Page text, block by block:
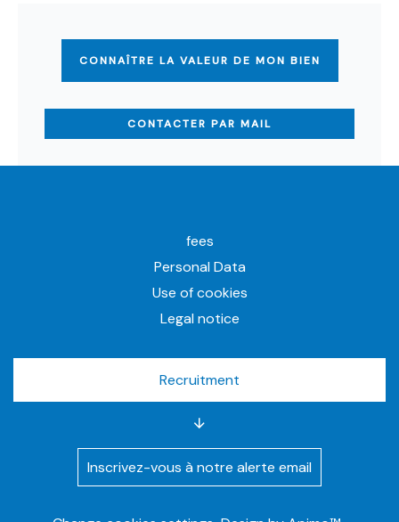
CONNAÎTRE LA VALEUR DE MON BIEN
CONTACTER PAR MAIL
fees
Personal Data
Use of cookies
Legal notice
Recruitment
Inscrivez-vous à notre alerte email